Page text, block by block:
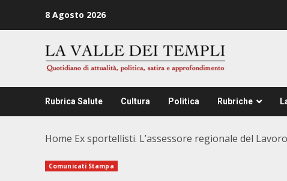
8 Agosto 2026
Rubrica Salute Cultura Politica Rubriche
Home Ex sportellisti. L’assessore regionale del
Comunicati Stampa